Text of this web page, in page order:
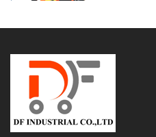
Xe nâng di chuyển